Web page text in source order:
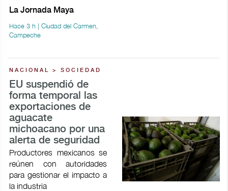
La Jornada Maya
Hace 3 h | Ciudad del Carmen,
Campeche
NACIONAL > SOCIEDAD
EU suspendió de
forma temporal las
exportaciones de
aguacate
michoacano por una
alerta de seguridad
Productores mexicanos se
reúnen con autoridades
para gestionar el impacto a
la industria